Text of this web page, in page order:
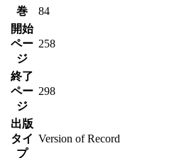
巻
84
開始
ペー
ジ
258
終了
ペー
ジ
298
出版
タイ
プ
Version of Record